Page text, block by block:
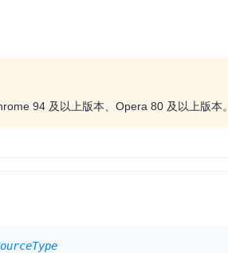
94 及以上版本、Opera 80 及以上版本。